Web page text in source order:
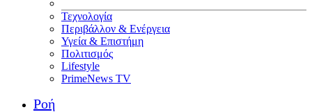
Τεχνολογία
Περιβάλλον & Ενέργεια
Υγεία & Επιστήμη
Πολιτισμός
Lifestyle
PrimeNews TV
Ροή